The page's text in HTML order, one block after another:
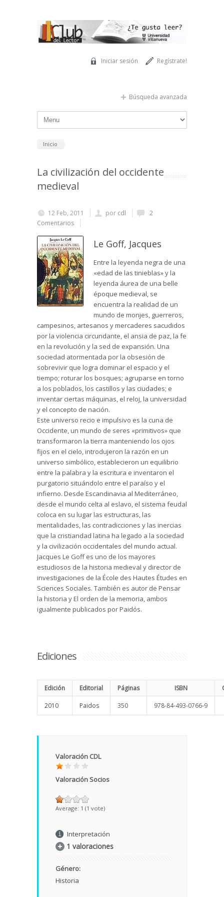
Regístrate!
Iniciar sesión
Búsqueda avanzada
Inicio
La civilización del occidente
medieval
12 Feb, 2011 por cdl
2
Comentarios
Le Goff, Jacques
Entre la leyenda negra de una
«edad de las tinieblas» y la
leyenda áurea de una belle
époque medieval, se
encuentra la realidad de un
mundo de monjes, guerreros,
campesinos, artesanos y mercaderes sacudidos
por la violencia circundante, el ansia de paz, la fe
en la revolución y la sed de expansión. Una
sociedad atormentada por la obsesión de
sobrevivir que logra dominar el espacio y el
tiempo; roturar los bosques; agruparse en torno
a los poblados, los castillos y las ciudades; e
inventar ciertas máquinas, el reloj, la universidad
y el concepto de nación.
Este universo recio e impulsivo es la cuna de
Occidente, un mundo de seres «primitivos» que
transformaron la tierra manteniendo los ojos
fijos en el cielo, introdujeron la razón en un
universo simbólico, establecieron un equilibrio
entre la palabra y la escritura e inventaron el
purgatorio situándolo entre el paraíso y el
infierno. Desde Escandinavia al Mediterráneo,
desde el mundo celta al eslavo, el sistema feudal
coloca en su lugar las estructuras, las
mentalidades, las contradicciones y las inercias
que la cristiandad latina ha legado a la sociedad
y la civilización occidentales del mundo actual.
Jacques Le Goff es uno de los mayores
estudiosos de la historia medieval y director de
investigaciones de la École des Hautes Études en
Sciences Sociales. También es autor de Pensar
la historia y El orden de la memoria, ambos
igualmente publicados por Paidós.
Ediciones
Edición Editorial Páginas ISBN
2010 Paidos 350 978-84-493-0766-9
Valoración CDL
Valoración Socios
Average: 1 (1 vote)
Interpretación
1 valoraciones
Género:
Historia